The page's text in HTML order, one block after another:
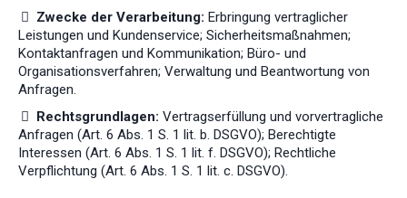
Zwecke der Verarbeitung: Erbringung vertraglicher
Leistungen und Kundenservice; Sicherheitsmaßnahmen;
Kontaktanfragen und Kommunikation; Büro- und
Organisationsverfahren; Verwaltung und Beantwortung von
Anfragen.
Rechtsgrundlagen: Vertragserfüllung und vorvertragliche
Anfragen (Art. 6 Abs. 1 S. 1 lit. b. DSGVO); Berechtigte
Interessen (Art. 6 Abs. 1 S. 1 lit. f. DSGVO); Rechtliche
Verpflichtung (Art. 6 Abs. 1 S. 1 lit. c. DSGVO).